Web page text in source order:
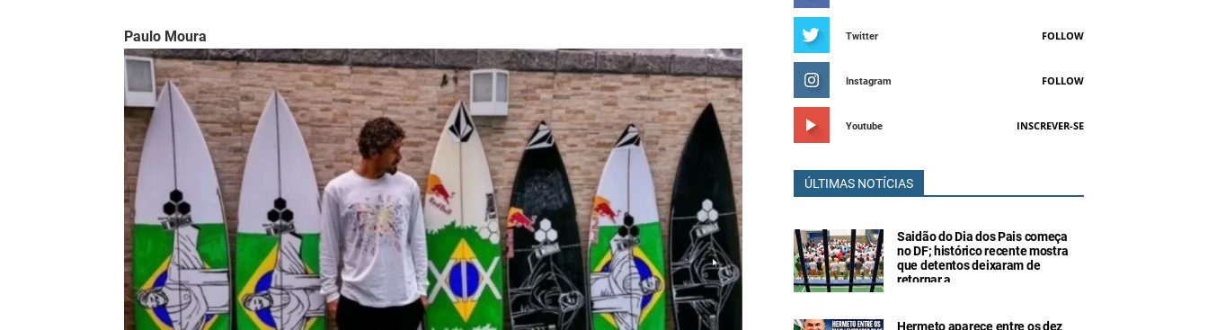
Paulo Moura Twitter FOLLOW
Instagram FOLLOW
Youtube INSCREVER-SE
ÚLTIMAS NOTÍCIAS
Saidão do Dia dos Pais começa
no DF; histórico recente mostra
que detentos deixaram de
retornar a
Hermeto aparece entre os dez